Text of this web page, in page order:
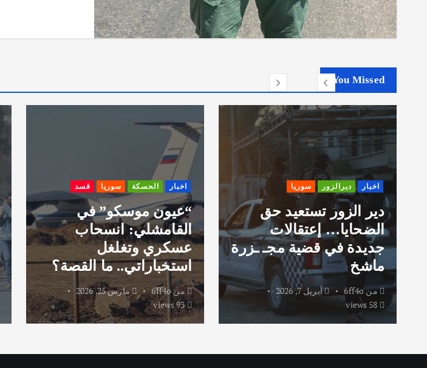
You Missed
اخبار ديرالزور سوريا
دير الزور تستعيد حق
الضحايا… إعتقالات
جديدة في قضية مجـ ـزرة
ماشخ
من6ff4o
أبريل 7, 2026
اخبار الحسكة سوريا قسد
“عيون موسكو” في
القامشلي: انسحاب
عسكري وتغلغل
استخباراتي.. ما القصة؟
من6ff4o
مارس 25, 2026
93 views